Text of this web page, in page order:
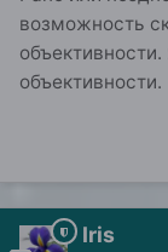
возможность
объективности.
Iris